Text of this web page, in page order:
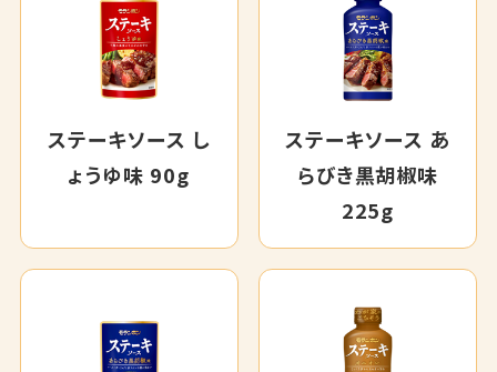
ステーキソース し
ょうゆ味 90g
ステーキソース あ
らびき黒胡椒味
225g